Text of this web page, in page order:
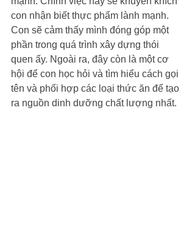
con nhận biết thực phẩm lành mạnh.
Con sẽ cảm thấy mình đóng góp một
phần trong quá trình xây dựng thói
quen ấy. Ngoài ra, đây còn là một cơ
hội để con học hỏi và tìm hiểu cách gọi
tên và phối hợp các loại thức ăn để tạo
ra nguồn dinh dưỡng chất lượng nhất.